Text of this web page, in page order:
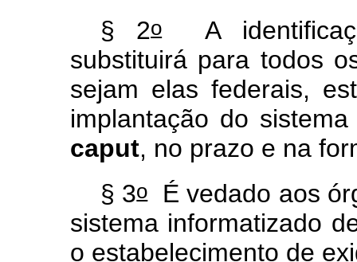
§ 2oA
substituirá para todos
sejam elas federais,
implantação do
caput, no prazo e na
§ 3oÉ vedado aos
sistema informatizado
o estabelecimento de